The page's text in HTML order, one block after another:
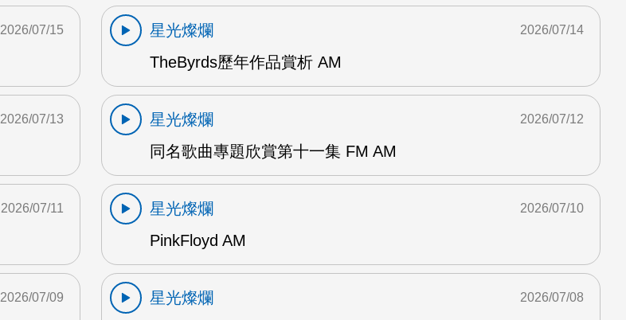
2026/07/15
星光燦爛
TheByrds歷年作品賞析 AM
2026/07/14
2026/07/13
星光燦爛
同名歌曲專題欣賞第十一集 FM AM
2026/07/12
2026/07/11
星光燦爛
PinkFloyd AM
2026/07/10
2026/07/09
星光燦爛
2026/07/08